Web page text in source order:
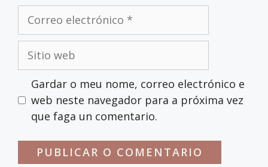
Gardar o meu nome, correo electrónico e
web neste navegador para a próxima vez
que faga un comentario.